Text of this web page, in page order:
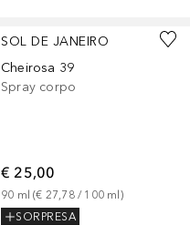
SOL DE JANEIRO
Cheirosa 39
Spray corpo
€ 25,00
90 ml (€ 27,78 / 100 ml)
SORPRESA